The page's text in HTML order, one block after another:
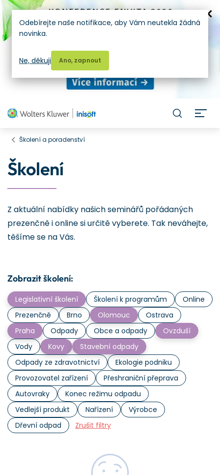
Školení a poradenství
Školení
Z aktuální nabídky našich seminářů pořádaných
prezenčně i online si určitě vyberete. Tak neváhejte,
těšíme se na Vás.
Zobrazit školení:
Legislativní školení Školení k programům
Online
Prezenčně
Brno Olomouc
Ostrava
Praha
Odpady Obce a odpady
Ovzduší
Vody
Kovy
Stavební odpady
Odpady ze zdravotnictví
Ekologie podniku
Provozovatel zařízení
Přeshraniční přeprava
Autovraky
Konec režimu odpadu
Vedlejší produkt
Nařízení
Výrobce
Dřevní odpad
Zrušit filtry
Odebírejte naše notifikace, aby Vám neutekla žádná
novinka.
Ano, zapnout
Ne, děkuji